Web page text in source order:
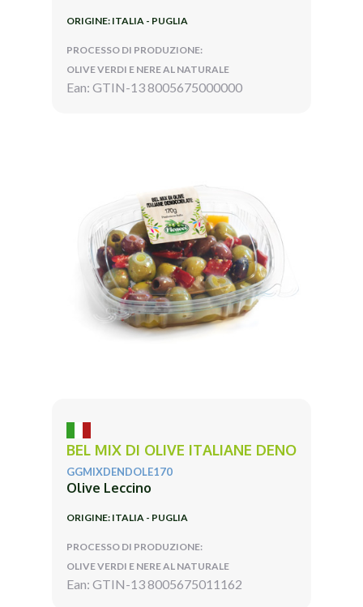
ORIGINE: ITALIA - PUGLIA
PROCESSO DI PRODUZIONE:
OLIVE VERDI E NERE AL NATURALE
Ean: GTIN-13 8005675000000
BEL MIX DI OLIVE ITALIANE DENO
GGMIXDENDOLE170
Olive Leccino
ORIGINE: ITALIA - PUGLIA
PROCESSO DI PRODUZIONE:
OLIVE VERDI E NERE AL NATURALE
Ean: GTIN-13 8005675011162